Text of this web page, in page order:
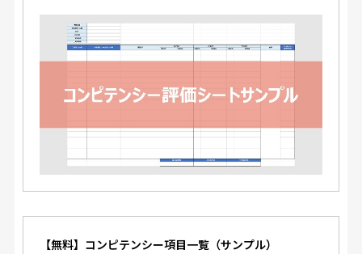
【無料】コンピテンシー項目一覧（サンプル）